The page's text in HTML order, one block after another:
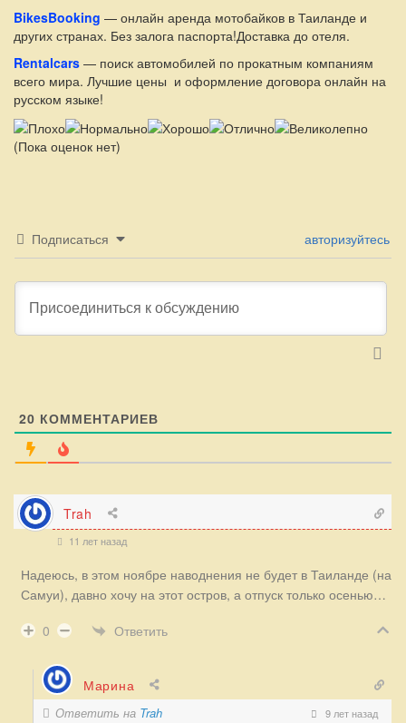
BikesBooking — онлайн аренда мотобайков в Таиланде и
других странах. Без залога паспорта!Доставка до отеля.
Rentalcars — поиск автомобилей по прокатным компаниям
всего мира. Лучшие цены и оформление договора онлайн на
русском языке!
(Пока оценок нет)
Подписаться авторизуйтесь
20 КОММЕНТАРИЕВ
Trah
11 лет назад
Надеюсь, в этом ноябре наводнения не будет в Таиланде (на
Самуи), давно хочу на этот остров, а отпуск только осенью…
0
Ответить
Марина
Ответить на Trah 9 лет назад